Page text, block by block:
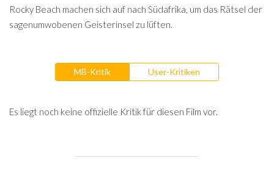
Rocky Beach machen sich auf nach Südafrika, um das Rätsel der
sagenumwobenen Geisterinsel zu lüften.
MB-Kritik User-Kritiken
Es liegt noch keine offizielle Kritik für diesen Film vor.